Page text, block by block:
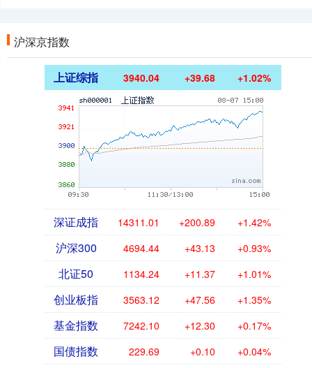
沪深京指数
上证综指 3940.04 +39.68 +1.02%
深证成指 14311.01 +200.89 +1.42%
沪深300 4694.44 +43.13 +0.93%
北证50 1134.24 +11.37 +1.01%
创业板指 3563.12 +47.56 +1.35%
基金指数 7242.10 +12.30 +0.17%
国债指数 229.69 +0.10 +0.04%